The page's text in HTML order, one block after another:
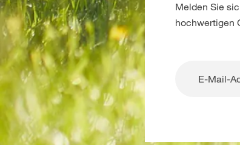
Melden Sie
hochwertigen